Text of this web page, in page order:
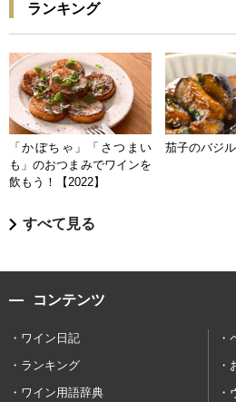
ランキング
「かぼちゃ」「さつまい
も」のおつまみでワインを
飲もう！【2022】
茄子のバジ
すべて見る
コンテンツ
ワイン日記
ランキング
ワイン用語辞典